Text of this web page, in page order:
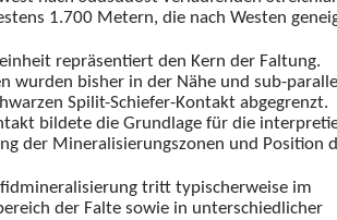
1.700 Metern, die nach Westen
repräsentiert den Kern der Faltung.
wurden bisher in der Nähe und sub-
Spilit-Schiefer-Kontakt abgegrenzt.
bildete die Grundlage für die
der Mineralisierungszonen und Position
tritt typischerweise im
der Falte sowie in unterschiedlicher